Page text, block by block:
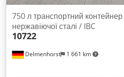
Delmenhorst 1 661 km
750 л транспортний контейнер
нержавіючої сталі / IBC
10722